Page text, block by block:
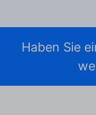
Haben Sie